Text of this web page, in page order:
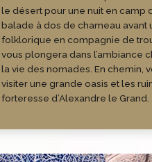
le désert pour une nuit en camp
balade à dos de chameau avant
folklorique en compagnie de
vous plongera dans l’ambiance
la vie des nomades. En chemin,
visiter une grande oasis et les
forteresse d’Alexandre le Grand.